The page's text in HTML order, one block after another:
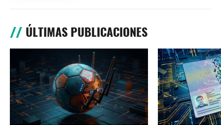
ÚLTIMAS PUBLICACIONES